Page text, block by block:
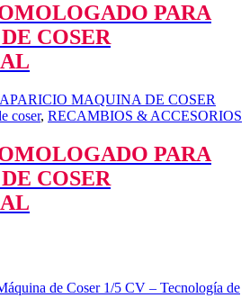
PARA
COSER
coser, RECAMBIOS & ACCESORIOS
PARA
COSER
de Coser 1/5 CV – Tecnología de